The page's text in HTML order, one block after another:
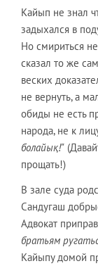
Кайып не знал
задыхался в
Но смириться
сказал то же
веских
не вернуть, а
обиды не есть
народа, не к
болайық!"
прощать!)
В зале суда
Сандугаш
Адвокат
братьям
Кайыпу домой